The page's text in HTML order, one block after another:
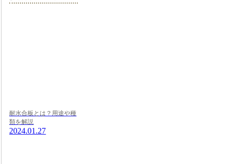
耐水合板とは？用途や種
類を解説
2024.01.27